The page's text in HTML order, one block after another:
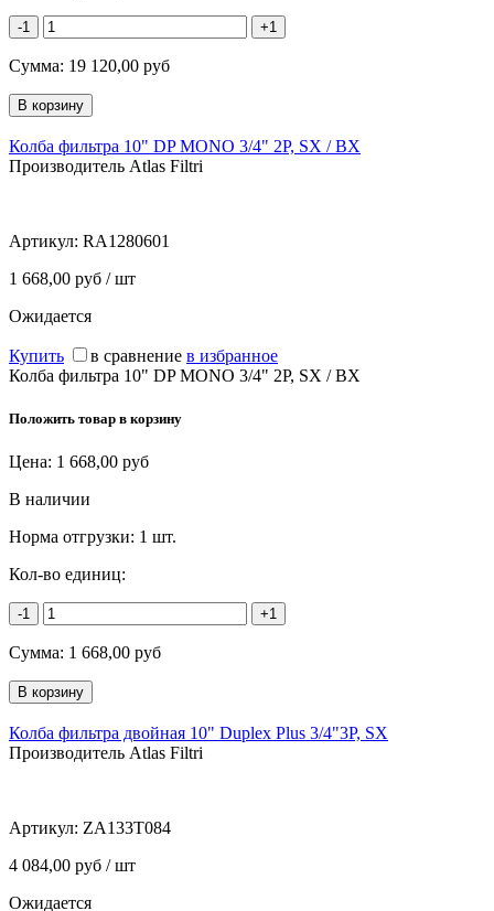
-1 +1
Сумма: 19 120,00 руб
Колба фильтра 10" DP MONO 3/4" 2P, SX / BX
Производитель Atlas Filtri
Артикул: RA1280601
1 668,00 руб / шт
Ожидается
Купить в сравнение в избранное
Колба фильтра 10" DP MONO 3/4" 2P, SX / BX
Положить товар в корзину
Цена: 1 668,00 руб
В наличии
Норма отгрузки: 1 шт.
Кол-во единиц:
-1 +1
Сумма: 1 668,00 руб
Колба фильтра двойная 10" Duplex Plus 3/4"3P, SX
Производитель Atlas Filtri
Артикул: ZA133T084
4 084,00 руб / шт
Ожидается